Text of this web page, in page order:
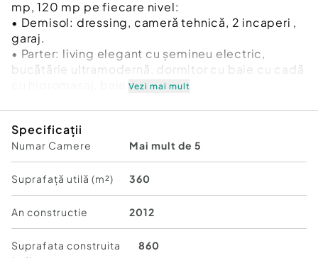
mp, 120 mp pe fiecare nivel:
• Demisol: dressing, cameră tehnică, 2 incaperi ,
garaj.
• Parter: living elegant cu șemineu electric,
bucătărie ultramodernă, dormitor cu baie cu cadă
cu hidromasaj, baie.
Dotări de lux: • Piscină exterioară• Terase ample
pentru relaxare și socializare. • Garaj cu poartă
automatizată • Supraveghere video . • Finisaje
premium: mobilier lemn masiv de colecție, uși
lemn masiv, travertin si marmura a fost adusă din
Italia• Foisor gata utilat .
Se vinde complet mobilată și utilată, gata pentru
Vezi mai mult
Specificații
Numar Camere Mai mult de 5
Suprafață utilă (m²) 360
An constructie 2012
Suprafata construita
860